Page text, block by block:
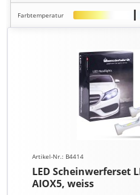
Farbtemperatur
Artikel-Nr.: B4414
LED Scheinwerferset
AIOX5, weiss